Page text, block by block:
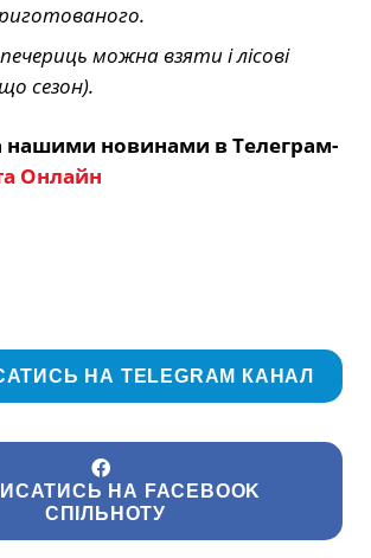
можна взяти і лісові
сезон).
нашими новинами в Телеграм-
Онлайн
НА TELEGRAM КАНАЛ
НА FACEBOOK
СПІЛЬНОТУ